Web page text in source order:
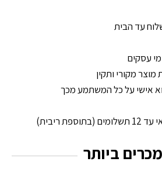
עד הבית
מקורי ותקין
אישי על כל המשתמע מכך
ריבית)
ביותר